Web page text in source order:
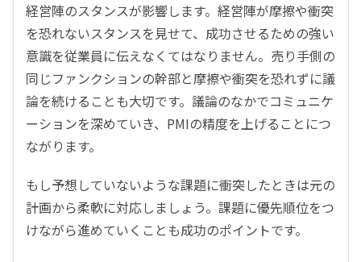
経営陣のスタンスが影響します。経営陣が摩擦や衝突
を恐れないスタンスを見せて、成功させるための強い
意識を従業員に伝えなくてはなりません。売り手側の
同じファンクションの幹部と摩擦や衝突を恐れずに議
論を続けることも大切です。議論のなかでコミュニケ
ーションを深めていき、PMIの精度を上げることにつ
ながります。
もし予想していないような課題に衝突したときは元の
計画から柔軟に対応しましょう。課題に優先順位をつ
けながら進めていくことも成功のポイントです。